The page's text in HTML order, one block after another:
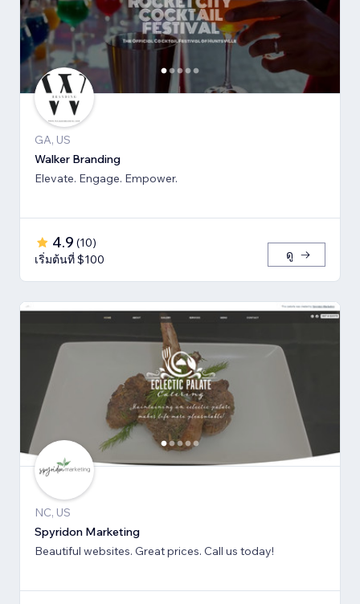
GA, US
Walker Branding
Elevate. Engage. Empower.
4.9 (10)
เริ่มต้นที่ $100
ดู
NC, US
Spyridon Marketing
Beautiful websites. Great prices. Call us today!